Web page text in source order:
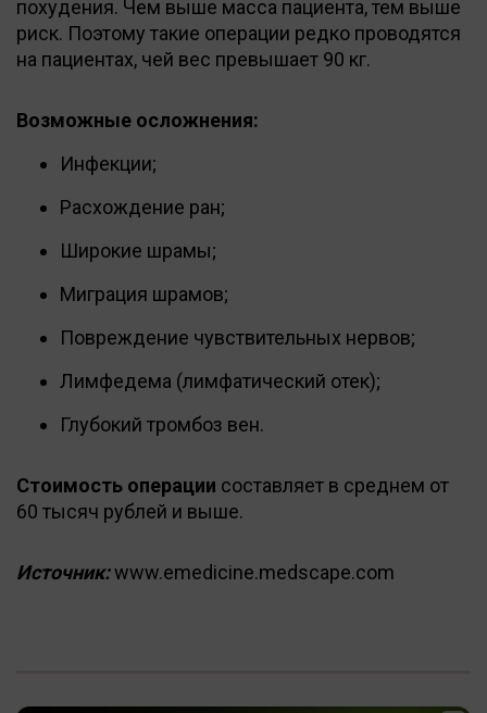
похудения. Чем выше масса пациента, тем выше
риск. Поэтому такие операции редко проводятся
на пациентах, чей вес превышает 90 кг.
Возможные осложнения:
Инфекции;
Расхождение ран;
Широкие шрамы;
Миграция шрамов;
Повреждение чувствительных нервов;
Лимфедема (лимфатический отек);
Глубокий тромбоз вен.
Стоимость операции составляет в среднем от
60 тысяч рублей и выше.
Источник:www.emedicine.medscape.com